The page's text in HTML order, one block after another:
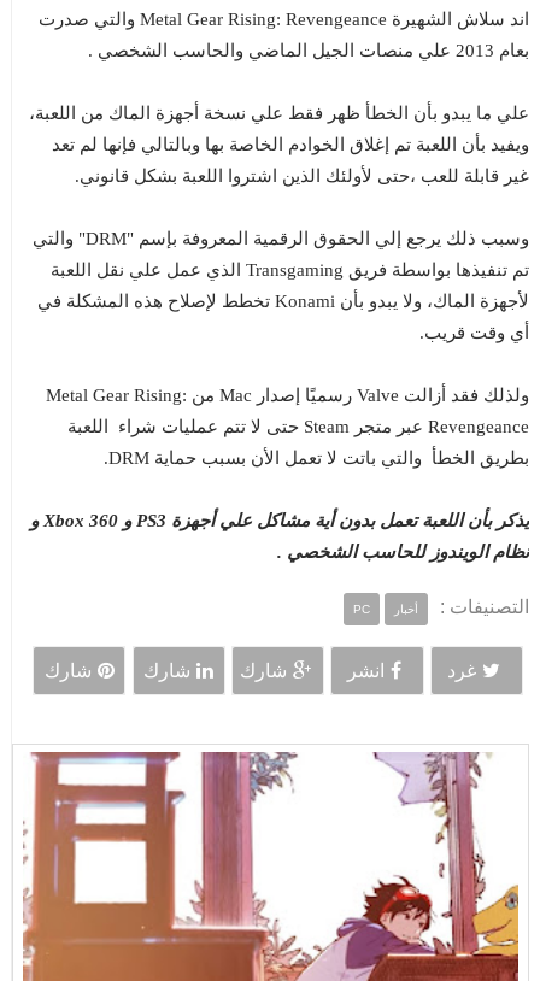
اند سلاش الشهيرة Metal Gear Rising: Revengeance والتي صدرت
بعام 2013 علي منصات الجيل الماضي والحاسب الشخصي .
علي ما يبدو بأن الخطأ ظهر فقط علي نسخة أجهزة الماك من اللعبة،
ويفيد بأن اللعبة تم إغلاق الخوادم الخاصة بها وبالتالي فإنها لم تعد
غير قابلة للعب ،حتى لأولئك الذين اشتروا اللعبة بشكل قانوني.
وسبب ذلك يرجع إلي الحقوق الرقمية المعروفة بإسم "DRM" والتي
تم تنفيذها بواسطة فريق Transgaming الذي عمل علي نقل اللعبة
لأجهزة الماك، ولا يبدو بأن Konami تخطط لإصلاح هذه المشكلة في
أي وقت قريب.
ولذلك فقد أزالت Valve رسميًا إصدار Mac من Metal Gear Rising:
Revengeance عبر متجر Steam حتى لا تتم عمليات شراء اللعبة
بطريق الخطأ والتي باتت لا تعمل الأن بسبب حماية DRM.
يذكر بأن اللعبة تعمل بدون أية مشاكل علي أجهزة PS3 و Xbox 360 و
نظام الويندوز للحاسب الشخصي .
التصنيفات : أخبار PC
غرد انشر شارك شارك شارك